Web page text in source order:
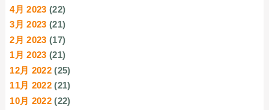
4月 2023 (22)
3月 2023 (21)
2月 2023 (17)
1月 2023 (21)
12月 2022 (25)
11月 2022 (21)
10月 2022 (22)